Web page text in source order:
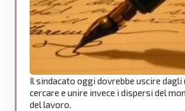
Il sindacato oggi dovrebbe uscire dagli
cercare e unire invece i dispersi del
del lavoro.